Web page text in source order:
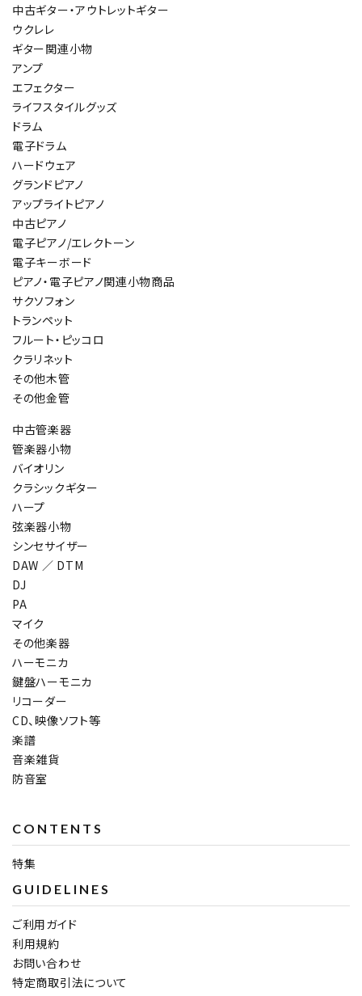
中古ギター・アウトレットギター
ウクレレ
ギター関連小物
アンプ
エフェクター
ライフスタイルグッズ
ドラム
電子ドラム
ハードウェア
グランドピアノ
アップライトピアノ
中古ピアノ
電子ピアノ/エレクトーン
電子キーボード
ピアノ・電子ピアノ関連小物商品
サクソフォン
トランペット
フルート・ピッコロ
クラリネット
その他木管
その他金管
中古管楽器
管楽器小物
バイオリン
クラシックギター
ハープ
弦楽器小物
シンセサイザー
DAW ／ DTM
DJ
PA
マイク
その他楽器
ハーモニカ
鍵盤ハーモニカ
リコーダー
CD、映像ソフト等
楽譜
音楽雑貨
防音室
CONTENTS
特集
GUIDELINES
ご利用ガイド
利用規約
お問い合わせ
特定商取引法について